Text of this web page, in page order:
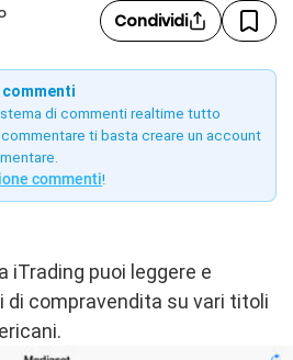
Condividi
di commenti realtime tutto
ti basta creare un account
commenti!
iTrading puoi leggere e
di compravendita su vari titoli